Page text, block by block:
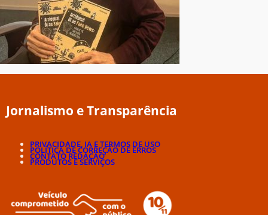
Jornalismo e Transparência
PRIVACIDADE, IA E TERMOS DE USO
POLÍTICA DE CORREÇÃO DE ERROS
CONTATO REDAÇÃO
PRODUTOS E SERVIÇOS